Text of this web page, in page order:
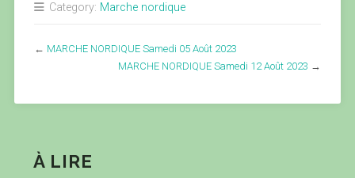
Category: Marche nordique
← MARCHE NORDIQUE Samedi 05 Août 2023
MARCHE NORDIQUE Samedi 12 Août 2023 →
À LIRE